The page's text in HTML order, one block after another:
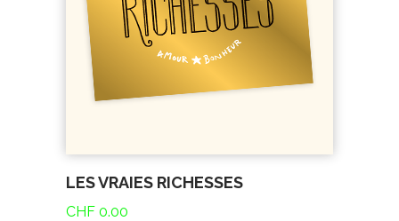
LES VRAIES RICHESSES
CHF 0.00